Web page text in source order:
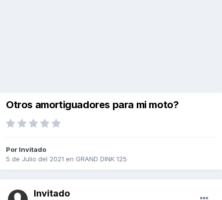
Otros amortiguadores para mi moto?
Por Invitado
5 de Julio del 2021 en GRAND DINK 125
Invitado